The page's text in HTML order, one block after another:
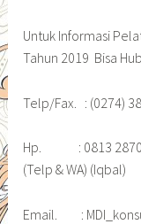
Untuk Informasi
Tahun 2019 Bisa
Telp/Fax. : (0274)
Hp. : 0813 2870
(Telp & WA) (Iqbal)
Email. :